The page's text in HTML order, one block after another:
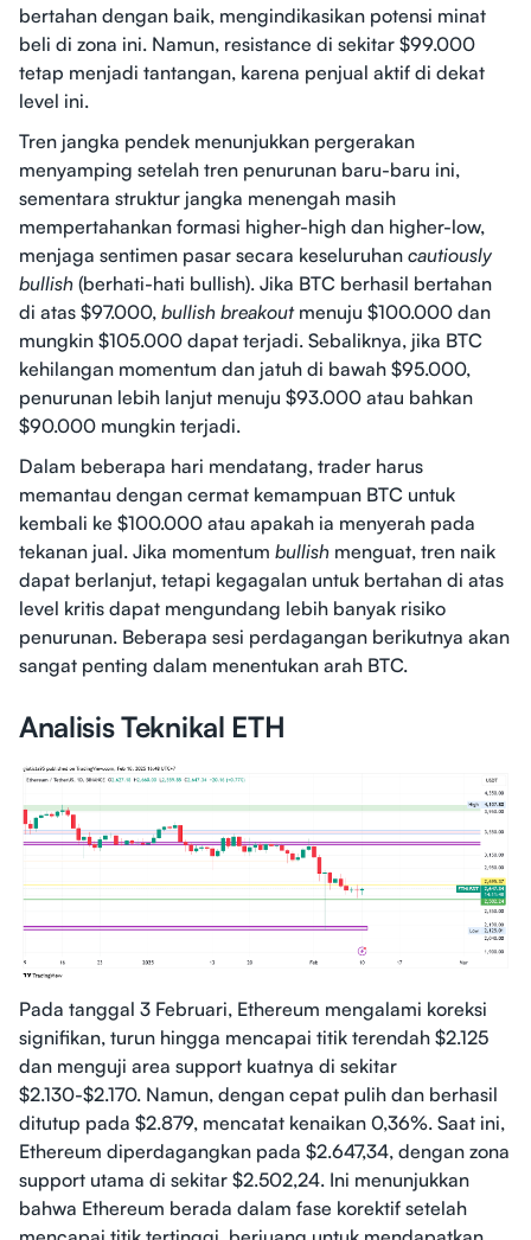
bertahan dengan baik, mengindikasikan potensi minat
beli di zona ini. Namun, resistance di sekitar $99.000
tetap menjadi tantangan, karena penjual aktif di dekat
level ini.
Tren jangka pendek menunjukkan pergerakan
menyamping setelah tren penurunan baru-baru ini,
sementara struktur jangka menengah masih
mempertahankan formasi higher-high dan higher-low,
menjaga sentimen pasar secara keseluruhan cautiously
bullish (berhati-hati bullish). Jika BTC berhasil bertahan
di atas $97.000, bullish breakoutmenuju $100.000 dan
mungkin $105.000 dapat terjadi. Sebaliknya, jika BTC
kehilangan momentum dan jatuh di bawah $95.000,
penurunan lebih lanjut menuju $93.000 atau bahkan
$90.000 mungkin terjadi.
Dalam beberapa hari mendatang, trader harus
memantau dengan cermat kemampuan BTC untuk
kembali ke $100.000 atau apakah ia menyerah pada
tekanan jual. Jika momentum bullish menguat, tren naik
dapat berlanjut, tetapi kegagalan untuk bertahan di atas
level kritis dapat mengundang lebih banyak risiko
penurunan. Beberapa sesi perdagangan berikutnya akan
sangat penting dalam menentukan arah BTC.
Analisis Teknikal ETH
Pada tanggal 3 Februari, Ethereum mengalami koreksi
signifikan, turun hingga mencapai titik terendah $2.125
dan menguji area support kuatnya di sekitar
$2.130-$2.170. Namun, dengan cepat pulih dan berhasil
ditutup pada $2.879, mencatat kenaikan 0,36%. Saat ini,
Ethereum diperdagangkan pada $2.647,34, dengan zona
support utama di sekitar $2.502,24. Ini menunjukkan
bahwa Ethereum berada dalam fase korektif setelah